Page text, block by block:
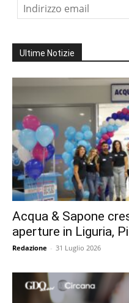
Ultime Notizie
Acqua & Sapone
aperture in Liguria,
Redazione - 31 Luglio 2026